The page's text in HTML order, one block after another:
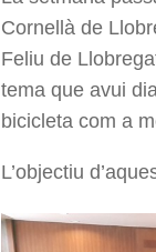
Cornellà de
Feliu de
tema que avui
bicicleta com a
L’objectiu